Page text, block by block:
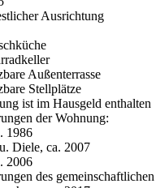
Ausrichtung
Außenterrasse
Stellplätze
ist im Hausgeld enthalten
der Wohnung:
1986
Diele, ca. 2007
2006
des